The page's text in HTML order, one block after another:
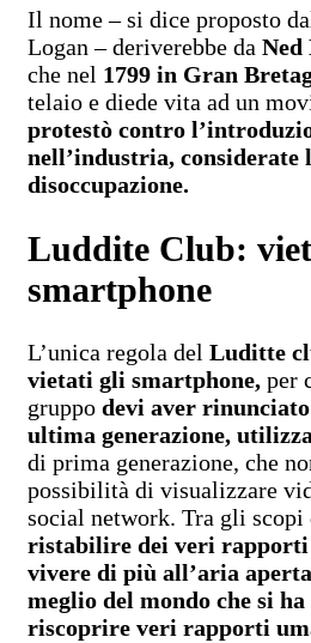
Il nome – si dice proposto
Logan – deriverebbe da Ned
che nel 1799 in Gran
telaio e diede vita ad un
protestò contro
nell’industria, considerate
disoccupazione.
Luddite Club:
smartphone
L’unica regola del Luditte
vietati gli smartphone, per
gruppo devi aver
ultima generazione,
di prima generazione, che
possibilità di visualizzare
social network. Tra gli
ristabilire dei veri rapporti
vivere di più all’aria
meglio del mondo che si
riscoprire veri rapporti